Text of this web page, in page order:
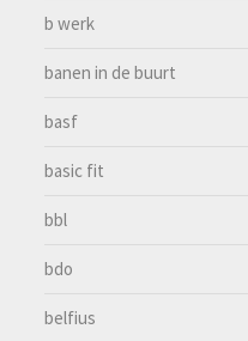
b werk
banen in de buurt
basf
basic fit
bbl
bdo
belfius